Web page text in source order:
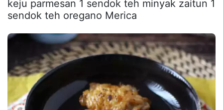
keju parmesan 1 sendok teh minyak zaitun 1
sendok teh oregano Merica